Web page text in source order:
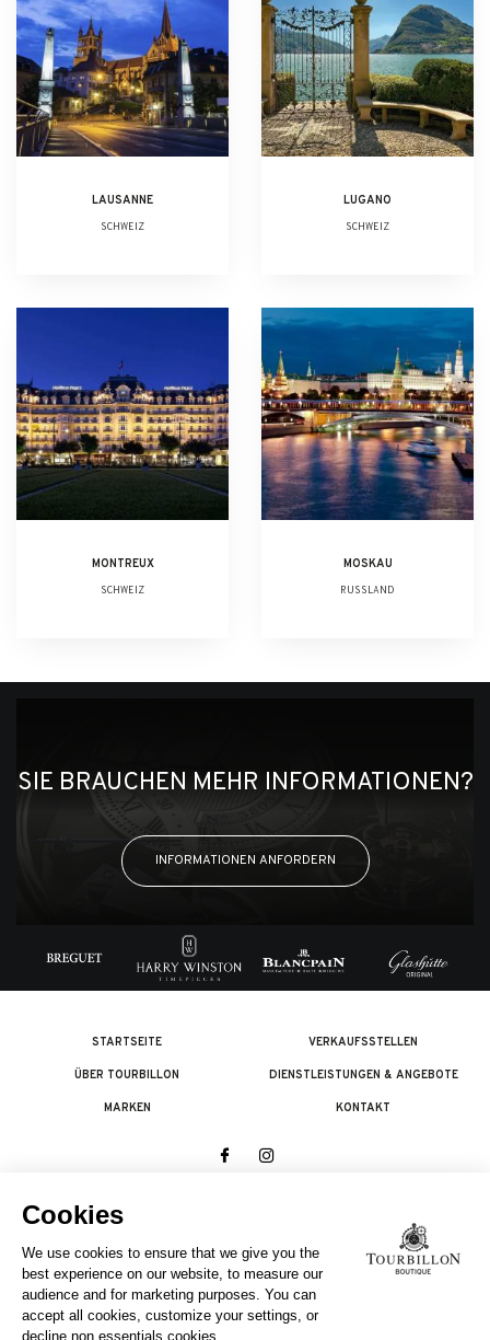
LAUSANNE
SCHWEIZ
LUGANO
SCHWEIZ
MONTREUX
SCHWEIZ
MOSKAU
RUSSLAND
SIE BRAUCHEN MEHR INFORMATIONEN?
INFORMATIONEN ANFORDERN
STARTSEITE
ÜBER TOURBILLON
MARKEN
VERKAUFSSTELLEN
DIENSTLEISTUNGEN & ANGEBOTE
KONTAKT
EIN UNTERNEHMEN DER